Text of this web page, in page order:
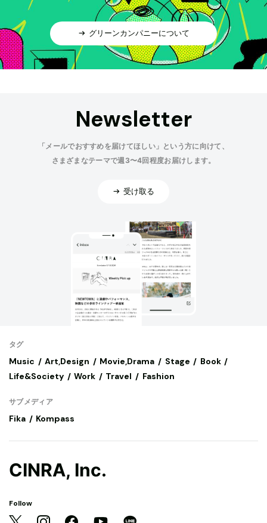
グリーンカンパニーについて
Newsletter
「メールでおすすめを届けてほしい」という方に向けて、
さまざまなテーマで週3〜4回程度お届けします。
受け取る
タグ
Music Art,Design Movie,Drama Stage
Book
Life&Society
Work Travel Fashion
サブメディア
Fika Kompass
CINRA, Inc.
Follow